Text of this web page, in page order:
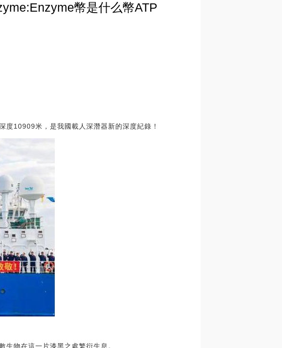
幣是什么幣ATP
度10909米，是我國載人深潛器新的深度紀錄！
生物在這一片漆黑之處繁衍生息。